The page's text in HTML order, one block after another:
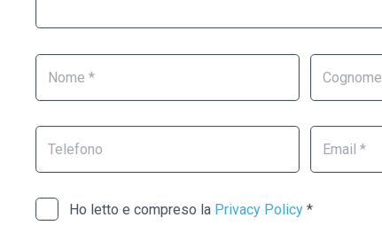
Ho letto e compreso la Privacy Policy *
questo
campo
vuoto.